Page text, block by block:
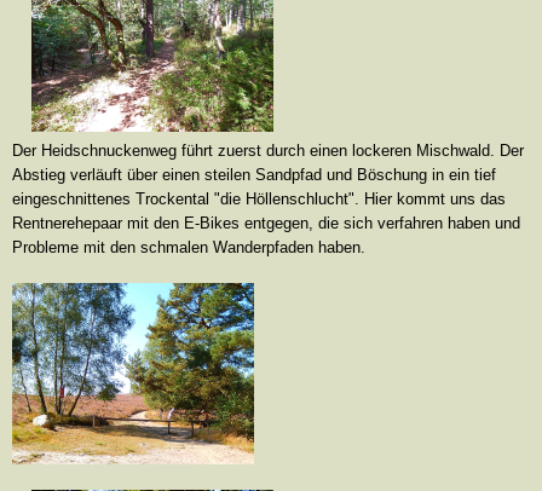
Der Heidschnuckenweg führt zuerst durch einen lockeren Mischwald Der
Abstieg verläuft über einen steilen Sandpfad und Böschung in ein tief
eingeschnittenes Trockental "die Höllenschlucht" . Hier kommt uns das
Rentnerehepaar mit den E-Bikes entgegen, die sich verfahren haben und
Probleme mit den schmalen Wanderpfaden haben.